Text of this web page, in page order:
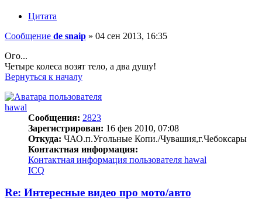
Цитата
Сообщение de snaip » 04 сен 2013, 16:35
Ого...
Четыре колеса возят тело, а два душу!
Вернуться к началу
hawal
Сообщения: 2823
Зарегистрирован: 16 фев 2010, 07:08
Откуда: ЧАО.п.Угольные Копи./Чувашия,г.Чебоксары
Контактная информация:
Контактная информация пользователя hawal
ICQ
Re: Интересные видео про мото/авто